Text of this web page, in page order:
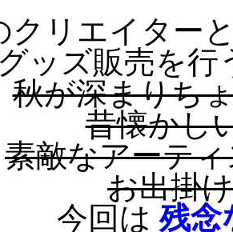
クリエイター
グッズ販売を行
秋が深まりち
昔懐かし
素敵なアーテ
お出掛
今回は残念